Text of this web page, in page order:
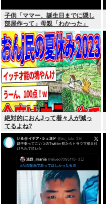
子供「ママー、誕生日までに隠し
部屋作って」母親「わかった」
絶対的におんJって着々人が減っ
てるよね?